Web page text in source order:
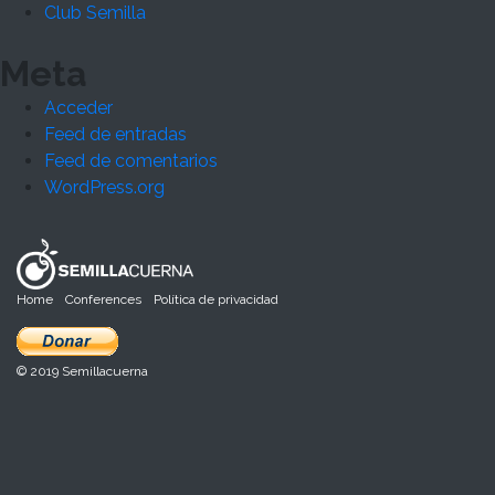
Club Semilla
Meta
Acceder
Feed de entradas
Feed de comentarios
WordPress.org
Home Conferences Política de privacidad
© 2019 Semillacuerna